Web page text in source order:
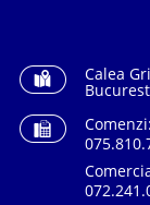
Calea
Comenzi: